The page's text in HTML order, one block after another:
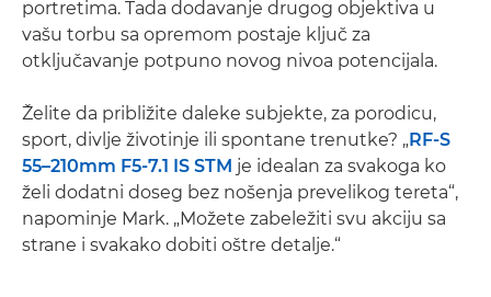
portretima. Tada dodavanje drugog objektiva u
vašu torbu sa opremom postaje ključ za
otključavanje potpuno novog nivoa potencijala.
Želite da približite daleke subjekte, za porodicu,
sport, divlje životinje ili spontane trenutke? „RF-S
55–210mm F5-7.1 IS STM je idealan za svakoga ko
želi dodatni doseg bez nošenja prevelikog tereta“,
napominje Mark. „Možete zabeležiti svu akciju sa
strane i svakako dobiti oštre detalje.“